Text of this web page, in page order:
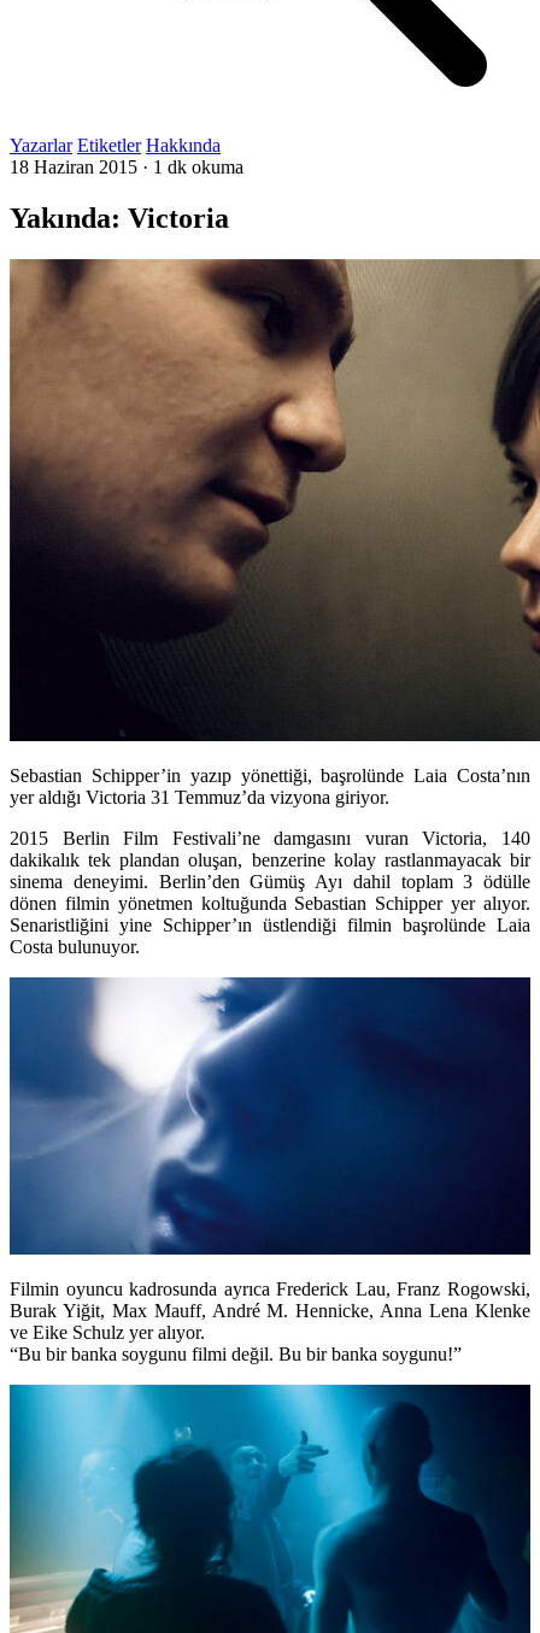
Yazarlar Etiketler Hakkında
18 Haziran 2015 · 1 dk okuma
Yakında: Victoria
Sebastian Schipper’in yazıp yönettiği, başrolünde Laia Costa’nın
yer aldığı Victoria 31 Temmuz’da vizyona giriyor.
2015 Berlin Film Festivali’ne damgasını vuranVictoria, 140
dakikalık tek plandan oluşan, benzerine kolay rastlanmayacak bir
sinema deneyimi. Berlin’den Gümüş Ayı dahil toplam 3 ödülle
dönen filmin yönetmen koltuğunda Sebastian Schipperyer alıyor.
Senaristliğini yine Schipper’ın üstlendiği filmin başrolünde Laia
Costa bulunuyor.
Filmin oyuncu kadrosunda ayrıcaFrederick Lau, Franz Rogowski,
Burak Yiğit, Max Mauff, André M. Hennicke, Anna Lena Klenke
ve Eike Schulz yer alıyor.
“Bu bir banka soygunu filmi değil. Bu bir banka soygunu!”